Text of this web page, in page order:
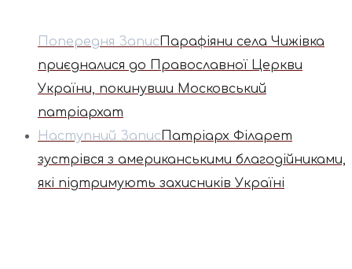
Попередня ЗаписПарафіяни села Чижівка
приєдналися до Православної Церкви
України, покинувши Московський
патріархат
Наступний ЗаписПатріарх Філарет
зустрівся з американськими благодійниками,
які підтримують захисників Україні